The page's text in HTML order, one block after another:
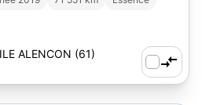
ALENCON (61)